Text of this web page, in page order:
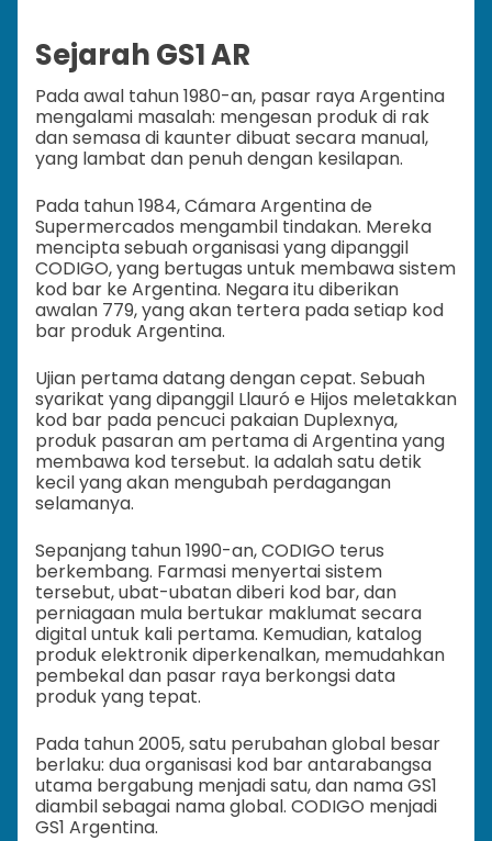
Sejarah GS1 AR
Pada awal tahun 1980-an, pasar raya Argentina
mengalami masalah: mengesan produk di rak
dan semasa di kaunter dibuat secara manual,
yang lambat dan penuh dengan kesilapan.
Pada tahun 1984, Cámara Argentina de
Supermercados mengambil tindakan. Mereka
mencipta sebuah organisasi yang dipanggil
CODIGO, yang bertugas untuk membawa sistem
kod bar ke Argentina. Negara itu diberikan
awalan 779, yang akan tertera pada setiap kod
bar produk Argentina.
Ujian pertama datang dengan cepat. Sebuah
syarikat yang dipanggil Llauró e Hijos meletakkan
kod bar pada pencuci pakaian Duplexnya,
produk pasaran am pertama di Argentina yang
membawa kod tersebut. Ia adalah satu detik
kecil yang akan mengubah perdagangan
selamanya.
Sepanjang tahun 1990-an, CODIGO terus
berkembang. Farmasi menyertai sistem
tersebut, ubat-ubatan diberi kod bar, dan
perniagaan mula bertukar maklumat secara
digital untuk kali pertama. Kemudian, katalog
produk elektronik diperkenalkan, memudahkan
pembekal dan pasar raya berkongsi data
produk yang tepat.
Pada tahun 2005, satu perubahan global besar
berlaku: dua organisasi kod bar antarabangsa
utama bergabung menjadi satu, dan nama GS1
diambil sebagai nama global. CODIGO menjadi
GS1 Argentina.